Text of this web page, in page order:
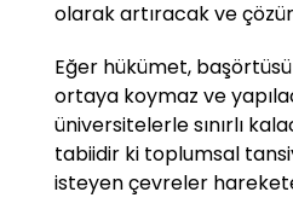
olarak artıracak ve
Eğer hükümet, başörtüsü
ortaya koymaz ve
üniversitelerle sınırlı
tabiidir ki toplumsal
isteyen çevreler